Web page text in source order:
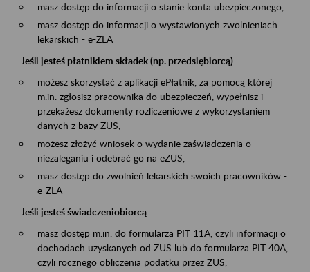
masz dostęp do informacji o stanie konta ubezpieczonego,
masz dostęp do informacji o wystawionych zwolnieniach
lekarskich - e-ZLA
Jeśli jesteś płatnikiem składek (np. przedsiębiorcą)
możesz skorzystać z aplikacji ePłatnik, za pomocą której
m.in. zgłosisz pracownika do ubezpieczeń, wypełnisz i
przekażesz dokumenty rozliczeniowe z wykorzystaniem
danych z bazy ZUS,
możesz złożyć wniosek o wydanie zaświadczenia o
niezaleganiu i odebrać go na eZUS,
masz dostęp do zwolnień lekarskich swoich pracowników -
e-ZLA
Jeśli jesteś świadczeniobiorcą
masz dostęp m.in. do formularza PIT 11A, czyli informacji o
dochodach uzyskanych od ZUS lub do formularza PIT 40A,
czyli rocznego obliczenia podatku przez ZUS,